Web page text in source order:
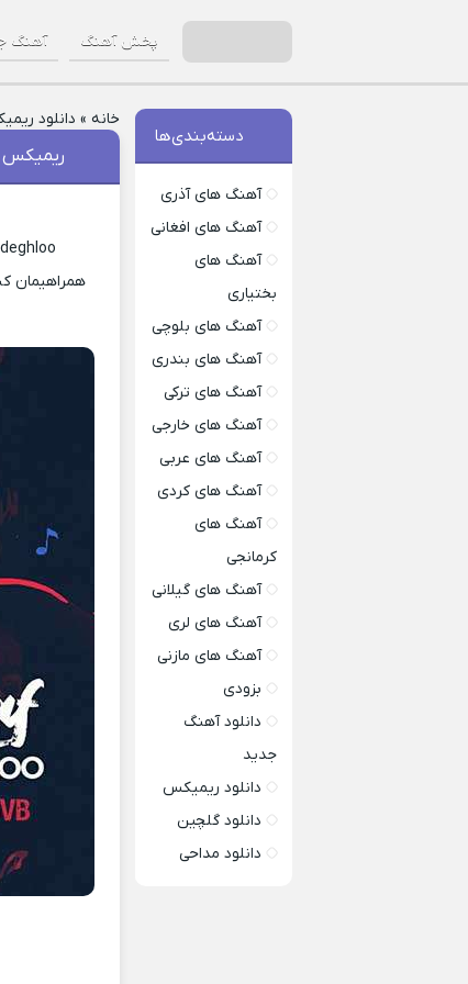
پخش آهنگ آهنگ
خانه » دانلود
همراهیمان
دسته‌بندی‌ها
آهنگ های آذری
آهنگ های افغانی
آهنگ های
بختیاری
آهنگ های بلوچی
آهنگ های بندری
آهنگ های ترکی
آهنگ های خارجی
آهنگ های عربی
آهنگ های کردی
آهنگ های
کرمانجی
آهنگ های گیلانی
آهنگ های لری
آهنگ های مازنی
بزودی
دانلود آهنگ
جدید
دانلود ریمیکس
دانلود گلچین
دانلود مداحی